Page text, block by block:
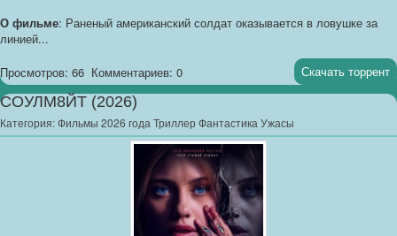
О фильме: Раненый американский солдат оказывается в ловушке за
линией...
Просмотров: 66 Комментариев: 0 Скачать торрент
СОУЛМ8ЙТ (2026)
Категория:Фильмы 2026 года Триллер Фантастика Ужасы